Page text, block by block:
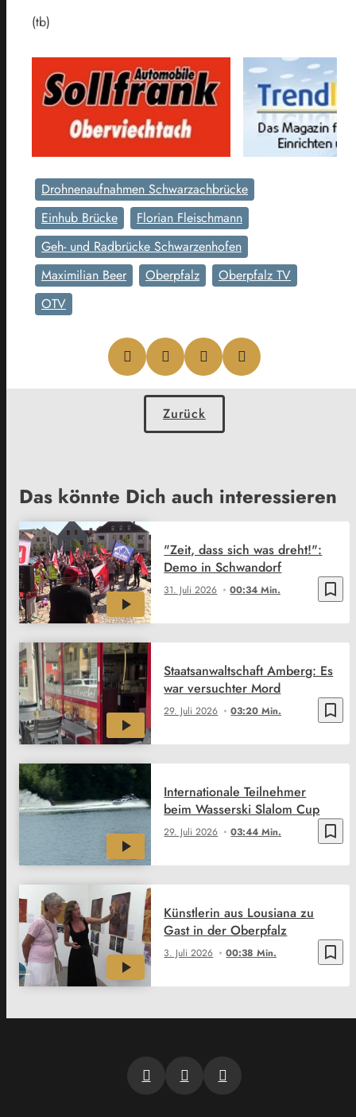
(tb)
Drohnenaufnahmen Schwarzachbrücke
Einhub Brücke
Florian Fleischmann
Geh- und Radbrücke Schwarzenhofen
Maximilian Beer
Oberpfalz
Oberpfalz TV
OTV
Zurück
Das könnte Dich auch interessieren
bookmark_border
31. Juli 2026 00:34 Min.
"Zeit, dass sich was dreht!":
Demo in Schwandorf
bookmark_border
29. Juli 2026 03:20 Min.
Staatsanwaltschaft Amberg: Es
war versuchter Mord
bookmark_border
29. Juli 2026 03:44 Min.
Internationale Teilnehmer
beim Wasserski Slalom Cup
bookmark_border
3. Juli 2026 00:38 Min.
Künstlerin aus Lousiana zu
Gast in der Oberpfalz